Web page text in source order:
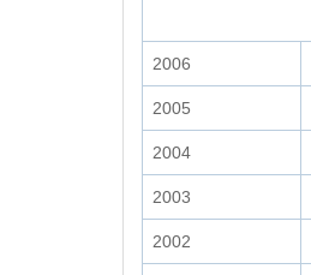
2006
2005
2004
2003
2002